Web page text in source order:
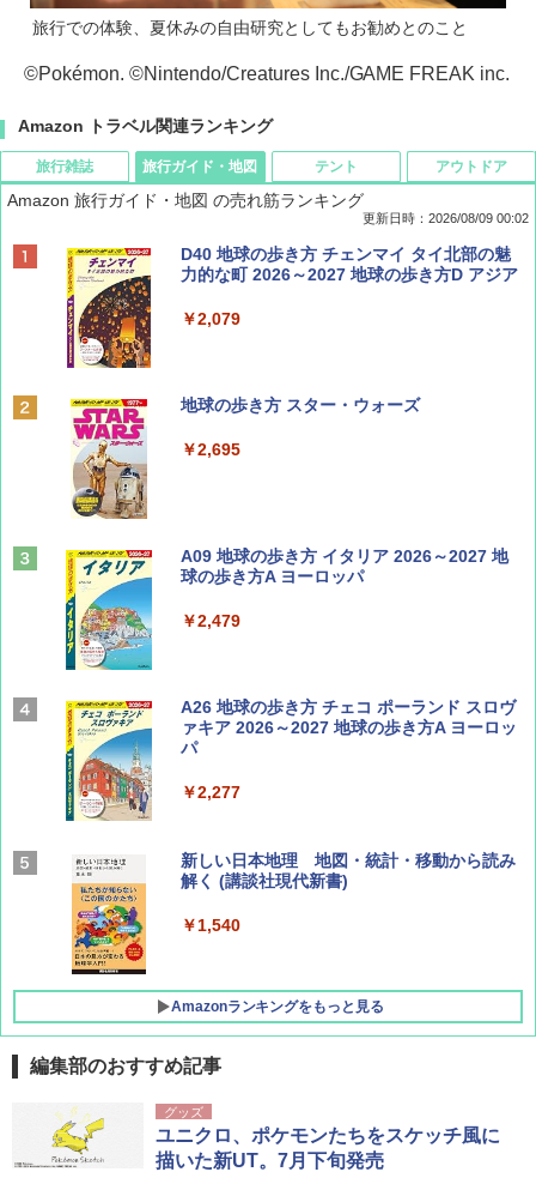
旅行での体験、夏休みの自由研究としてもお勧めとのこと
©Pokémon. ©Nintendo/Creatures Inc./GAME FREAK inc.
Amazon トラベル関連ランキング
旅行雑誌
BE-PAL(ビ-パル) 2026年 9 月号【特別付録:
SOTO ミニマル"旅"財布 ランダム2種】
￥1,500
ディズニーファン ２０２６年 ９月号 [雑
山と溪谷 2026年8月号「南アルプス大全」
Coyote No.89 特集 星野道夫 夢見る旅
￥1,540
AIRLINE（エアライン）2026年9月号【特
集】ボーイング110周年を祝して！
￥1,760
旅行ガイド・地図
Amazon 旅行ガイド・地図 の売れ筋ランキング
更新日時：2026/08/09 00:02
D40 地球の歩き方 チェンマイ タイ北部の魅
力的な町 2026～2027 地球の歩き方D アジア
￥2,079
地球の歩き方 スター・ウォーズ
￥2,695
A09 地球の歩き方 イタリア 2026～2027 地
球の歩き方A ヨーロッパ
￥2,479
A26 地球の歩き方 チェコ ポーランド スロヴ
ァキア 2026～2027 地球の歩き方A ヨーロッ
パ
￥2,277
新しい日本地理 地図・統計・移動から読み
解く (講談社現代新書)
￥1,540
Amazonランキングをもっと見る
テント
[キャンパーズコレクション 山善] ポップアッ
プテント 傘みたいに広げて畳める パッとサ
ッとサンシェード キューブ フルクローズ メ
ッシュ 簡単設置 ワンタッチテント キャンプ
アウトドア
DEWEL パラソル 大型 ビーチ アウトドアパ
ラソル ガーデン サイトシート付 折りたたみ
防水 UVカット 4段階高さ調整 軽量 収納袋付
き
編集部のおすすめ記事
グッズ
ユニクロ、ポケモンたちをスケッチ風に
描いた新UT。7月下旬発売